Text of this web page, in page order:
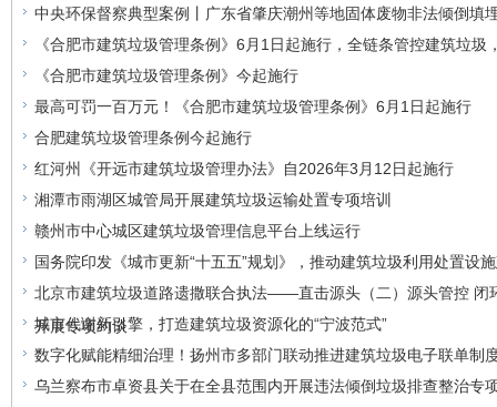
中央环保督察典型案例丨广东省肇庆潮州等地固体废物非法倾倒填
《合肥市建筑垃圾管理条例》6月1日起施行，全链条管控建筑垃圾
《合肥市建筑垃圾管理条例》今起施行
最高可罚一百万元！《合肥市建筑垃圾管理条例》6月1日起施行
合肥建筑垃圾管理条例今起施行
红河州《开远市建筑垃圾管理办法》自2026年3月12日起施行
湘潭市雨湖区城管局开展建筑垃圾运输处置专项培训
赣州市中心城区建筑垃圾管理信息平台上线运行
国务院印发《城市更新“十五五”规划》，推动建筑垃圾利用处置设
北京市建筑垃圾道路遗撒联合执法——直击源头（二）源头管控 闭
开展专项约谈
城市代谢新引擎，打造建筑垃圾资源化的“宁波范式”
数字化赋能精细治理！扬州市多部门联动推进建筑垃圾电子联单制
乌兰察布市卓资县关于在全县范围内开展违法倾倒垃圾排查整治专